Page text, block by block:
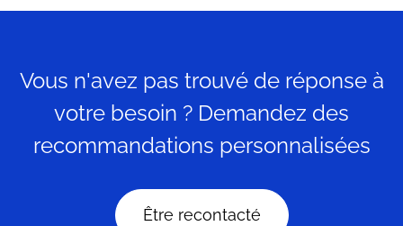
Vous n'avez pas trouvé de réponse à
votre besoin ? Demandez des
recommandations personnalisées
Être recontacté